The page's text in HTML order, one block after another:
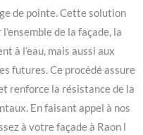
de pointe. Cette solution
de la façade, la
à l’eau, mais aussi aux
futures. Ce procédé assure
renforce la résistance de la
En faisant appel à nos
à votre façade à Raon l